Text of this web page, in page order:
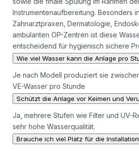
Instrumentenaufbereitung. Besonders
Zahnarztpraxen, Dermatologie,
ambulanten OP-Zentren ist diese
entscheidend für hygienisch sichere
Wie viel Wasser kann die Anlage pro
Je nach Modell produziert sie
VE-Wasser pro Stunde
Schützt die Anlage vor Keimen und
Ja, mehrere Stufen wie Filter und UV-
sehr hohe Wasserqualität.
Brauche ich viel Platz für die